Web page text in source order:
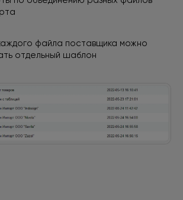
файла поставщика можно
отдельный шаблон